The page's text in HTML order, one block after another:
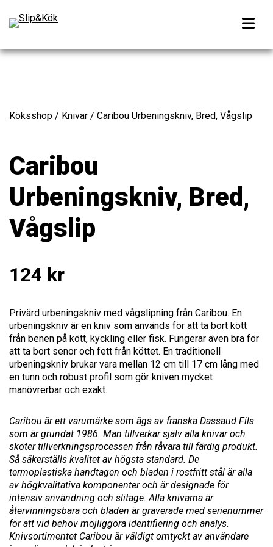
Köksshop / Knivar / Caribou Urbeningskniv, Bred, Vågslip
Caribou
Urbeningskniv, Bred,
Vågslip
124 kr
Privärd urbeningskniv med vågslipning från Caribou. En
urbeningskniv är en kniv som används för att ta bort kött
från benen på kött, kyckling eller fisk. Fungerar även bra för
att ta bort senor och fett från köttet. En traditionell
urbeningskniv brukar vara mellan 12 cm till 17 cm lång med
en tunn och robust profil som gör kniven mycket
manövrerbar och exakt.
Caribou är ett varumärke som ägs av franska Dassaud Fils
som är grundat 1986. Man tillverkar själv alla knivar och
sköter tillverkningsprocessen från råvara till färdig produkt.
Så säkerställs kvalitet av högsta standard. De
termoplastiska handtagen och bladen i rostfritt stål är alla
av högkvalitativa komponenter och är designade för
intensiv användning och slitage. Alla knivarna är
återvinningsbara och bladen är graverade med serienummer
för att vid behov möjliggöra identifiering och analys.
Knivsortimentet Caribou är väldigt omtyckt av användare
Nödvändiga
Dessa kakor
behövs för
att hemsidan
över huvud
taget ska
fungera.
Statistik
För att vi
ska kunna